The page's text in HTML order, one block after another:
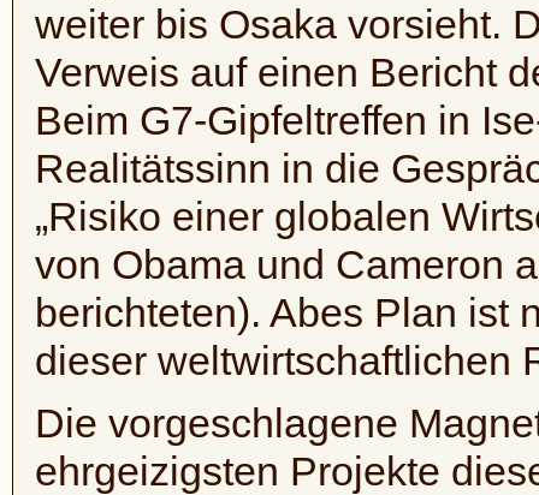
weiter bis Osaka vorsieht.
Verweis auf einen Bericht
Beim G7-Gipfeltreffen in
Realitätssinn in die
„Risiko einer globalen
von Obama und Cameron
berichteten). Abes Plan ist
dieser weltwirtschaftlichen
Die vorgeschlagene
ehrgeizigsten Projekte